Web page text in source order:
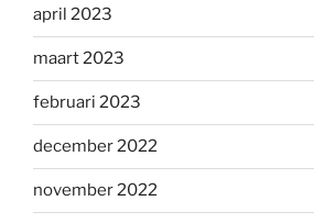
april 2023
maart 2023
februari 2023
december 2022
november 2022